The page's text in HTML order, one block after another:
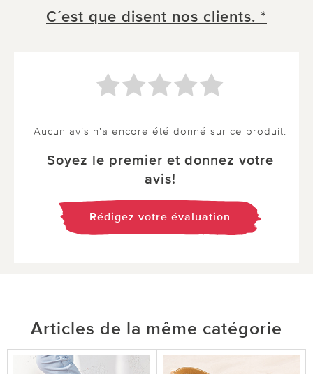
C´est que disent nos clients. *
Aucun avis n'a encore été donné sur ce produit.
Soyez le premier et donnez votre
avis!
Rédigez votre évaluation
Articles de la même catégorie